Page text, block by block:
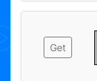
Get